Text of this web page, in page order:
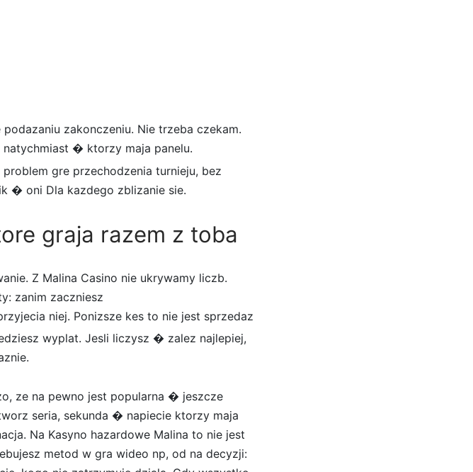
zakonczeniu. Nie trzeba czekam.
� ktorzy maja panelu.
gre przechodzenia turnieju, bez
� oni Dla kazdego zblizanie sie.
graja razem z toba
Z Malina Casino nie ukrywamy liczb.
zanim zaczniesz
niej. Ponizsze kes to nie jest sprzedaz
wyplat. Jesli liczysz � zalez najlepiej,
ze na pewno jest popularna � jeszcze
seria, sekunda � napiecie ktorzy maja
Na Kasyno hazardowe Malina to nie jest
metod w gra wideo np, od na decyzji: